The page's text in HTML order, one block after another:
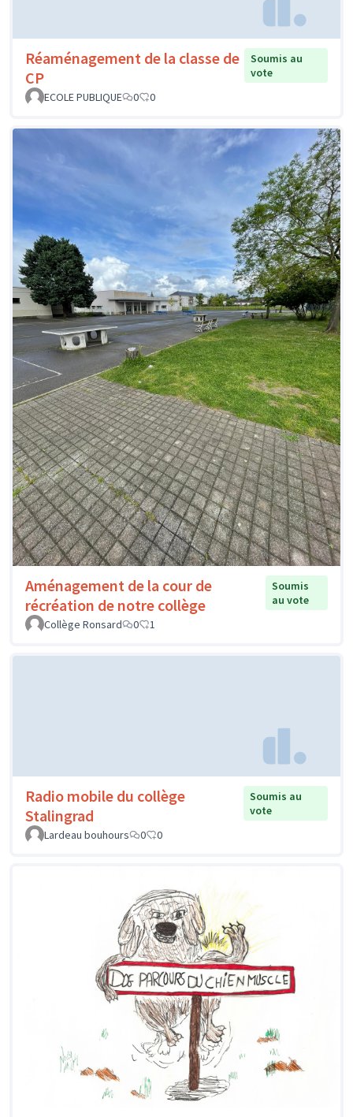
Réaménagement de la classe de
CP
Soumis au
vote
ECOLE PUBLIQUE
0 0
Aménagement de la cour de
récréation de notre collège
Soumis
au vote
Collège Ronsard
0 1
Radio mobile du collège
Stalingrad
Soumis au
vote
Lardeau bouhours
0 0